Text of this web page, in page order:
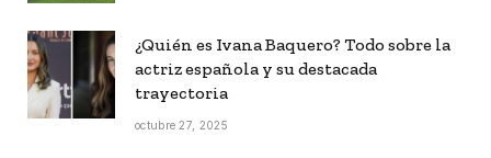
¿Quién es Ivana Baquero? Todo sobre la
actriz española y su destacada
trayectoria
octubre 27, 2025